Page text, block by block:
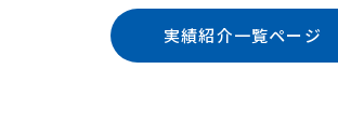
実績紹介一覧ページ